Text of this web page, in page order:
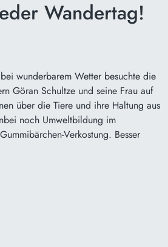
Wandertag!
wunderbarem Wetter besuchte die
Göran Schultze und seine Frau auf
über die Tiere und ihre Haltung aus
noch Umweltbildung im
Verkostung. Besser